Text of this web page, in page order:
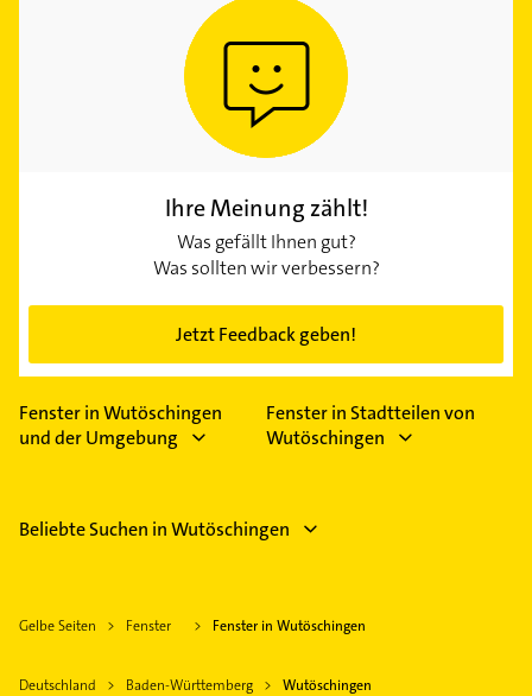
Ihre Meinung zählt!
Was gefällt Ihnen gut?
Was sollten wir verbessern?
Jetzt Feedback geben!
Fenster in Wutöschingen
und der Umgebung
Fenster in Stadtteilen von
Wutöschingen
Beliebte Suchen in Wutöschingen
Gelbe Seiten Fenster Fenster in Wutöschingen
Deutschland Baden-Württemberg Wutöschingen